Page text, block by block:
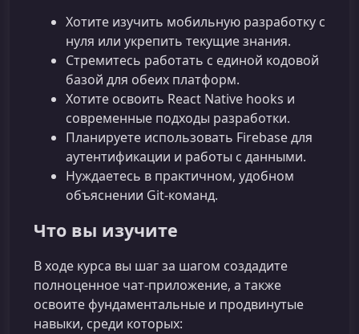
Хотите изучить мобильную разработку с
нуля или укрепить текущие знания.
Стремитесь работать с единой кодовой
базой для обеих платформ.
Хотите освоить React Native hooks и
современные подходы разработки.
Планируете использовать Firebase для
аутентификации и работы с данными.
Нуждаетесь в практичном, удобном
объяснении Git‑команд.
Что вы изучите
В ходе курса вы шаг за шагом создадите
полноценное чат-приложение, а также
освоите фундаментальные и продвинутые
навыки, среди которых: